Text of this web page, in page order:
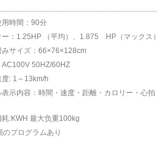
用時間：90分
ー：1.25HP （平均）、1.875 HP（マックス）
みサイズ：66×76×128cm
AC100V 50HZ/60HZ
度: 1～13km/h
表示内容：時間・速度・距離・カロリー・心拍
耗:KWH 最大负重100kg
のプログラムあり